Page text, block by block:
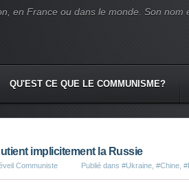
en France ou dans le monde. Son nom
QU'EST CE QUE LE COMMUNISME?
implicitement la Russie
Communiste Publié dans #Ukraine #Chine